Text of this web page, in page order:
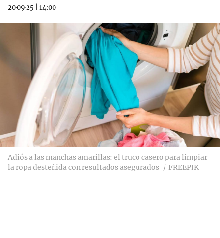
20·09·25 14:00
Adiós a las manchas amarillas: el truco casero para limpiar
la ropa desteñida con resultados asegurados
FREEPIK